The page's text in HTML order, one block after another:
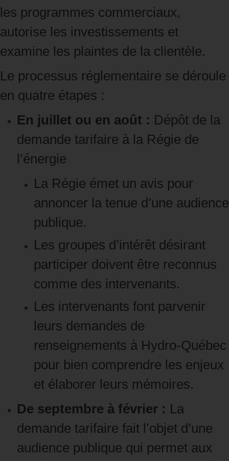
les programmes commerciaux,
autorise les investissements et
examine les plaintes de la clientèle.
Le processus réglementaire se déroule
en quatre étapes :
En juillet ou en août : Dépôt de la
demande tarifaire à la Régie de
l’énergie
La Régie émet un avis pour
annoncer la tenue d’une audience
publique.
Les groupes d’intérêt désirant
participer doivent être reconnus
comme des intervenants.
Les intervenants font parvenir
leurs demandes de
renseignements à Hydro‑Québec
pour bien comprendre les enjeux
et élaborer leurs mémoires.
De septembre à février : La
demande tarifaire fait l’objet d’une
audience publique qui permet aux